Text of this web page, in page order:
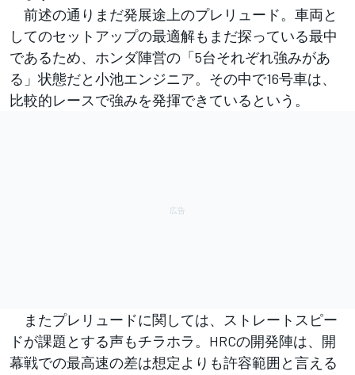
前述の通りまだ発展途上のプレリュード。車両と
してのセットアップの最適解もまだ探っている最中
であるため、ホンダ陣営の「5台それぞれ強みがあ
る」状態だと小池エンジニア。その中で16号車は、
比較的レースで強みを発揮できているという。
またプレリュードに関しては、ストレートスピー
ドが課題とする声もチラホラ。HRCの開発陣は、開
幕戦での最高速の差は想定よりも許容範囲と言える